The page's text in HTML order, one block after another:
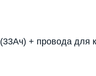
+ провода для